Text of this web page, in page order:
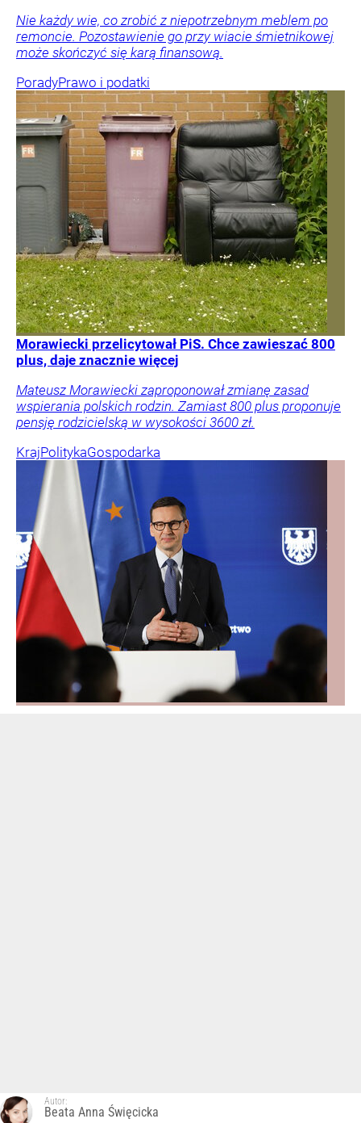
Nie każdy wie, co zrobić z niepotrzebnym meblem po
remoncie. Pozostawienie go przy wiacie śmietnikowej
może skończyć się karą finansową.
PoradyPrawo i podatki
Morawiecki przelicytował PiS. Chce zawieszać 800
plus, daje znacznie więcej
Mateusz Morawiecki zaproponował zmianę zasad
wspierania polskich rodzin. Zamiast 800 plus proponuje
pensję rodzicielską w wysokości 3600 zł.
KrajPolitykaGospodarka
Autor:
Beata Anna Święcicka